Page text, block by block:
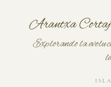
Arantxa
Explorando la